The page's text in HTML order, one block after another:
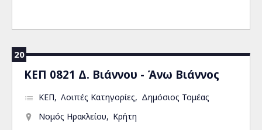
20
ΚΕΠ 0821 Δ. Βιάννου - Άνω Βιάννος
ΚΕΠ Λοιπές Κατηγορίες
Δημόσιος Τομέας
Νομός Ηρακλείου
Κρήτη